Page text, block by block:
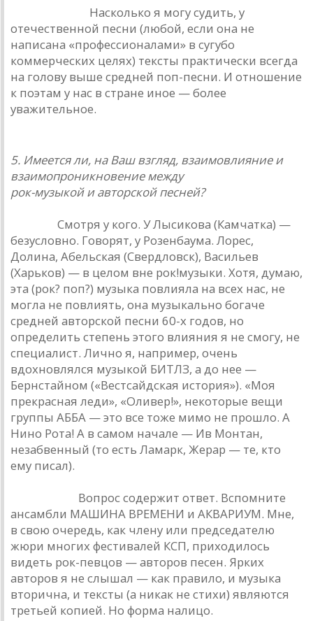
Насколько я могу судить, у
отечественной песни (любой, если она не
написана «профессионалами» в сугубо
коммерческих целях) тексты практически всегда
на голову выше средней поп-песни. И отношение
к поэтам у нас в стране иное — более
уважительное.
5. Имеется ли, на Ваш взгляд, взаимовлияние и
взаимопроникновение между
рок-музыкой и авторской песней?
Смотря у кого. У Лысикова (Камчатка) —
безусловно. Говорят, у Розенбаума. Лорес,
Долина, Абельская (Свердловск), Васильев
(Харьков) — в целом вне рок!музыки. Хотя, думаю,
эта (рок? поп?) музыка повлияла на всех нас, не
могла не повлиять, она музыкально богаче
средней авторской песни 60-х годов, но
определить степень этого влияния я не смогу, не
специалист. Лично я, например, очень
вдохновлялся музыкой БИТЛЗ, а до нее —
Бернстайном («Вестсайдская история»). «Моя
прекрасная леди», «Оливер!», некоторые вещи
группы АББА — это все тоже мимо не прошло. А
Нино Рота! А в самом начале — Ив Монтан,
незабвенный (то есть Ламарк, Жерар — те, кто
ему писал).
Вопрос содержит ответ. Вспомните
ансамбли МАШИНА ВРЕМЕНИ и АКВАРИУМ. Мне,
в свою очередь, как члену или председателю
жюри многих фестивалей КСП, приходилось
видеть рок-певцов — авторов песен. Ярких
авторов я не слышал — как правило, и музыка
вторична, и тексты (а никак не стихи) являются
третьей копией. Но форма налицо.